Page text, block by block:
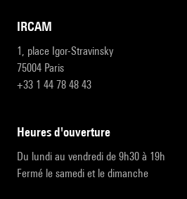
IRCAM
1, place Igor-Stravinsky
75004 Paris
+33 1 44 78 48 43
heures d'ouverture
Du lundi au vendredi de 9h30 à 19h
Fermé le samedi et le dimanche